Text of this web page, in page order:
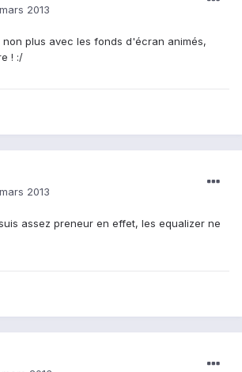
2013
non plus avec les fonds d'écran animés,
! :/
2013
assez preneur en effet, les equalizer ne